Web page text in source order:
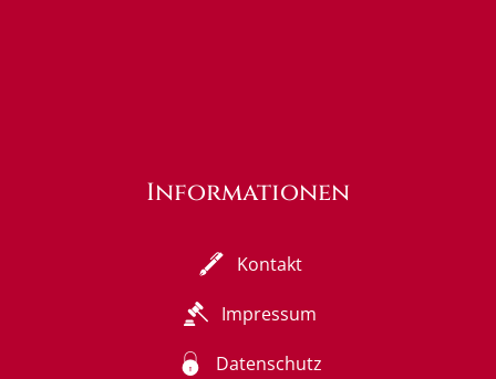
Informationen
Kontakt
Impressum
Datenschutz